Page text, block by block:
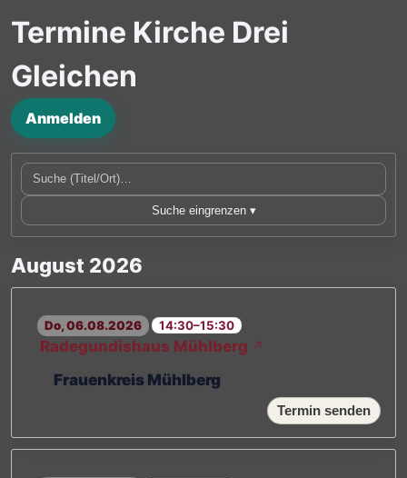
Termine Kirche Drei
Gleichen
Anmelden
Suche eingrenzen ▾
August 2026
Do, 06.08.2026 14:30–15:30
Radegundishaus Mühlberg ↗
Frauenkreis Mühlberg
Termin senden